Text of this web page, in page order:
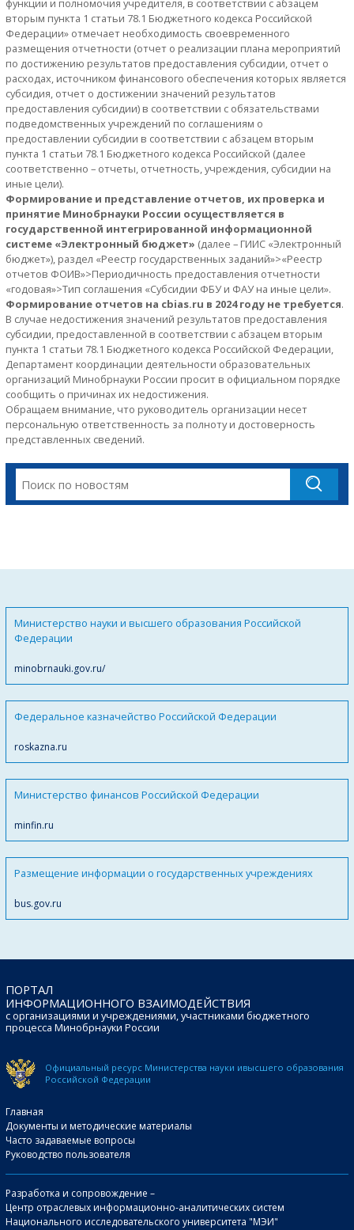
функции и полномочия учредителя, в соответствии с абзацем
вторым пункта 1 статьи 78.1 Бюджетного кодекса Российской
Федерации» отмечает необходимость своевременного
размещения отчетности (отчет о реализации плана мероприятий
по достижению результатов предоставления субсидии, отчет о
расходах, источником финансового обеспечения которых является
субсидия, отчет о достижении значений результатов
предоставления субсидии) в соответствии с обязательствами
подведомственных учреждений по соглашениям о
предоставлении субсидии в соответствии с абзацем вторым
пункта 1 статьи 78.1 Бюджетного кодекса Российской (далее
соответственно – отчеты, отчетность, учреждения, субсидии на
иные цели).
Формирование и представление отчетов, их проверка и
принятие Минобрнауки России осуществляется в
государственной интегрированной информационной
системе «Электронный бюджет» (далее – ГИИС «Электронный
бюджет»), раздел «Реестр государственных заданий»>«Реестр
отчетов ФОИВ»>Периодичность предоставления отчетности
«годовая»>Тип соглашения «Субсидии ФБУ и ФАУ на иные цели».
Формирование отчетов на сbias.ru в 2024 году не требуется.
В случае недостижения значений результатов предоставления
субсидии, предоставленной в соответствии с абзацем вторым
пункта 1 статьи 78.1 Бюджетного кодекса Российской Федерации,
Департамент координации деятельности образовательных
организаций Минобрнауки России просит в официальном порядке
сообщить о причинах их недостижения.
Обращаем внимание, что руководитель организации несет
персональную ответственность за полноту и достоверность
представленных сведений.
Министерство науки и высшего образования Российской
Федерации
minobrnauki.gov.ru/
Федеральное казначейство Российской Федерации
roskazna.ru
Министерство финансов Российской Федерации
minfin.ru
Размещение информации о государственных учреждениях
bus.gov.ru
ПОРТАЛ
ИНФОРМАЦИОННОГО ВЗАИМОДЕЙСТВИЯ
с организациями и учреждениями, участниками бюджетного
процесса Минобрнауки России
Официальный ресурс Министерства науки ивысшего образования
Российской Федерации
Главная
Документы и методические материалы
Часто задаваемые вопросы
Руководство пользователя
Разработка и сопровождение –
Центр отраслевых информационно-аналитических систем
Национального исследовательского университета "МЭИ"